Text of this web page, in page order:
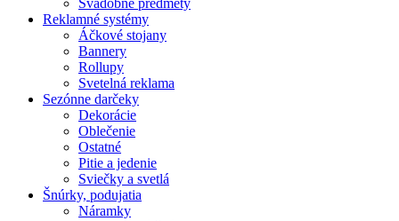
Svadobné predmety
Reklamné systémy
Áčkové stojany
Bannery
Rollupy
Svetelná reklama
Sezónne darčeky
Dekorácie
Oblečenie
Ostatné
Pitie a jedenie
Sviečky a svetlá
Šnúrky, podujatia
Náramky